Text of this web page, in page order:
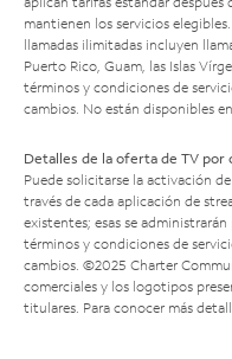
mantienen los servicios
llamadas ilimitadas incluyen
Puerto Rico, Guam, las Islas
términos y condiciones de
cambios. No están disponibles
Detalles de la oferta de TV por
Puede solicitarse la activación
través de cada aplicación de
existentes; esas se
términos y condiciones de
cambios. ©2025 Charter
comerciales y los logotipos
titulares. Para conocer más